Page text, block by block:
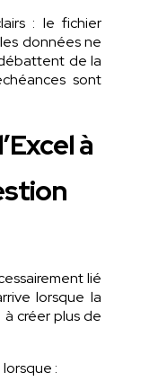
: le fichier
données ne
de la
sont
à
lié
lorsque la
créer plus de
: